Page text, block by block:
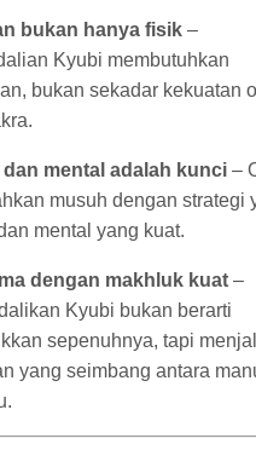
bukan hanya fisik –
Kyubi membutuhkan
bukan sekadar kekuatan
mental adalah kunci –
musuh dengan strategi
mental yang kuat.
dengan makhluk kuat –
Kyubi bukan berarti
sepenuhnya, tapi
yang seimbang antara